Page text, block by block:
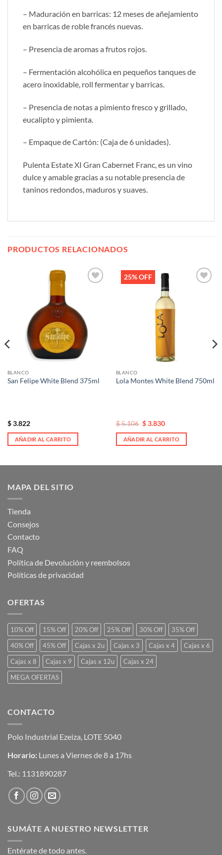
– Maduración en barricas: 12 meses de añejamiento
en barricas de roble francés nuevas.
– Presencia de aromas a frutos rojos.
– Fermentación alcohólica en pequeños tanques de
acero inoxidable, roll fermentar y barricas.
– Presencia de notas a pimiento fresco y grillado,
eucalipto y pimienta.
– Empaque de Cartón: (Caja de 6 unidades).
Pulenta Estate XI Gran Cabernet Franc, es un vino
dulce y amable gracias a su notable presencia de
taninos redondos, maduros y suaves.
PRODUCTOS RELACIONADOS
BLANCO
San Felipe White Blend 375ml
$3.822
AÑADIR AL CARRITO
25% OFF
BLANCO
Lola Montes White Blend 750ml
El
precio
original
era:
$5.106 El
actual
es:
$3.830
AÑADIR AL CARRITO
MAPA DEL SITIO
Tienda
Consejos
Contacto
FAQ
Política de Devolución y reembolsos
Políticas de privacidad
OFERTAS
10% Off 15% Off 20% Off 25% Off 30% Off
35% Off
40% Off
45% Off Cajas x 2u Cajas x 3 Cajas x 4
Cajas x 6
Cajas x 8
Cajas x 9 Cajas x 12u
Cajas x 24
MEGA OFERTAS
CONTACTO
Polo Industrial Ezeiza, LOTE 5040
Horario: Lunes a Viernes de 8 a 17hs
Tel.: 1131890287
SUMÁTE A NUESTRO NEWSLETTER
Entérate de todo antes.